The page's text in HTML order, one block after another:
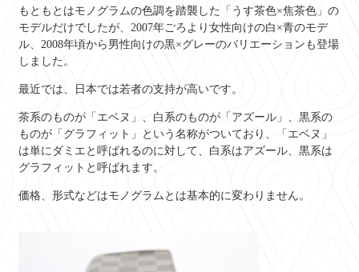
もともとはモノグラムの色調を踏襲した「うす茶色×焦茶色」の
モデルだけでしたが、2007年ごろより女性向けの白×青のモデ
ル、2008年頃から男性向けの黒×グレーのバリエーションも登場
しました。
最近では、日本では若者の支持が高いです。
茶系のものが「エベヌ」、白系のものが「アズール」、黒系の
ものが「グラフィット」という名称がついており、「エベヌ」
は単にダミエと呼ばれるのに対して、白系はアズール、黒系は
グラフィットと呼ばれます。
価格、形式などはモノグラムとは基本的に変わりません。